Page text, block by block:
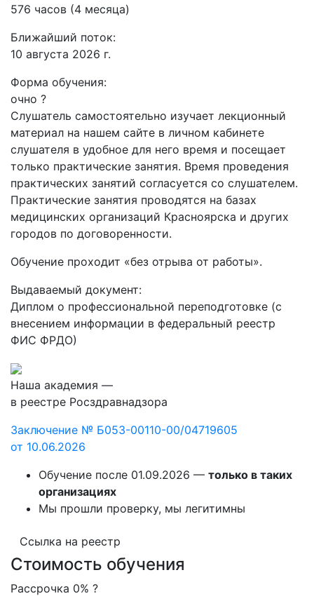
576 часов (4 месяца)
Ближайший поток:
10 августа 2026 г.
Форма обучения:
очно ?
Слушатель самостоятельно изучает лекционный
материал на нашем сайте в личном кабинете
слушателя в удобное для него время и посещает
только практические занятия. Время проведения
практических занятий согласуется со слушателем.
Практические занятия проводятся на базах
медицинских организаций Красноярска и других
городов по договоренности.
Обучение проходит «без отрыва от работы».
Выдаваемый документ:
Диплом о профессиональной переподготовке (с
внесением информации в федеральный реестр
ФИС ФРДО)
Наша академия —
в реестре Росздравнадзора
Заключение № Б053-00110-00/04719605
от 10.06.2026
Обучение после 01.09.2026 — только в таких
организациях
Мы прошли проверку, мы легитимны
Ссылка на реестр
Стоимость обучения
Рассрочка 0% ?